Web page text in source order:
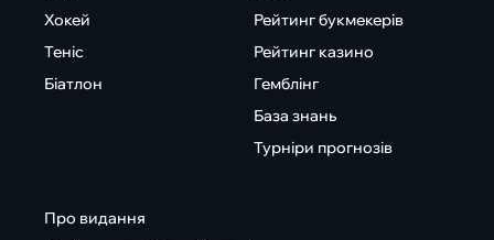
Хокей
Теніс
Біатлон
Рейтинг букмекерів
Рейтинг казино
Гемблінг
База знань
Турніри прогнозів
Про видання